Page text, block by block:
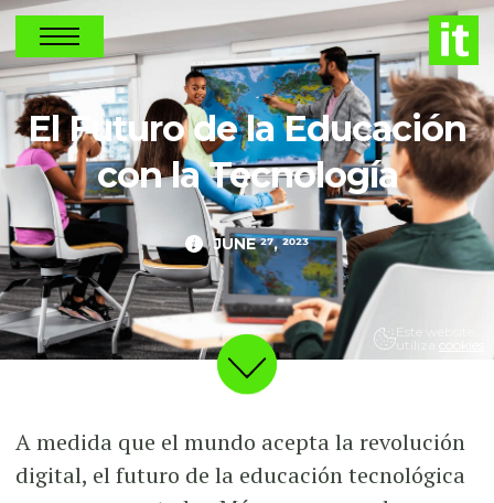
El Futuro de la Educación
con la Tecnología
JUNE 27, 2023
Este website
A medida que el mundo acepta la revolución
digital, el futuro de la educación tecnológica